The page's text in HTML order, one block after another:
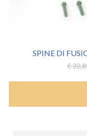
SPINE DI
€